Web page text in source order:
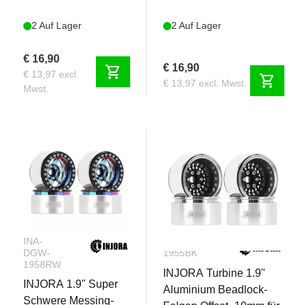
2 Auf Lager
€ 16,90
€ 13,97 excl.
Mwst.
shopping_cart
2 Auf Lager
€ 16,90
€ 13,97 excl. Mwst. shopping_cart
INA-
DGW-
1958RW
INJORA 1.9" Super
Schwere Messing-
1955BK
INJORA Turbine 1.9"
Aluminium Beadlock-